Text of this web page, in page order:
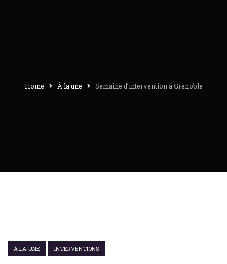
Home À la une Semaine d’intervention à Grenoble
À LA UNE INTERVENTIONS